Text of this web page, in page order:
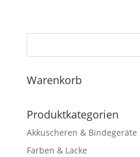
Warenkorb
Produktkategorien
Akkuscheren & Bindegeräte
Farben & Lacke